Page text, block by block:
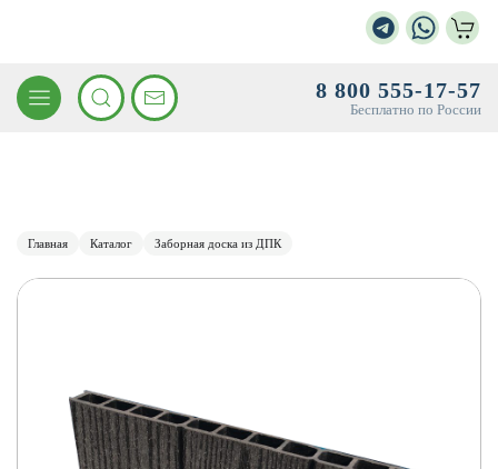
8 800 555-17-57
Бесплатно по России
Главная Каталог Заборная доска из ДПК